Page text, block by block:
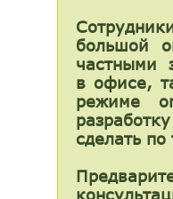
большой
частными
в офисе,
режиме
сделать